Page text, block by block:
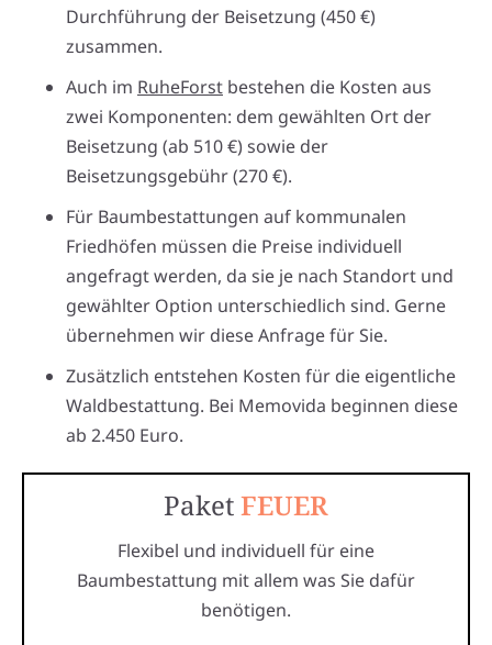
Durchführung der Beisetzung (450 €)
zusammen.
Auch im RuheForst bestehen die Kosten aus
zwei Komponenten: dem gewählten Ort der
Beisetzung (ab 510 €) sowie der
Beisetzungsgebühr (270 €).
Für Baumbestattungen auf kommunalen
Friedhöfen müssen die Preise individuell
angefragt werden, da sie je nach Standort und
gewählter Option unterschiedlich sind. Gerne
übernehmen wir diese Anfrage für Sie.
Zusätzlich entstehen Kosten für die eigentliche
Waldbestattung. Bei Memovida beginnen diese
ab 2.450 Euro.
PaketFEUER
Flexibel und individuell für eine
Baumbestattung mit allem was Sie dafür
benötigen.